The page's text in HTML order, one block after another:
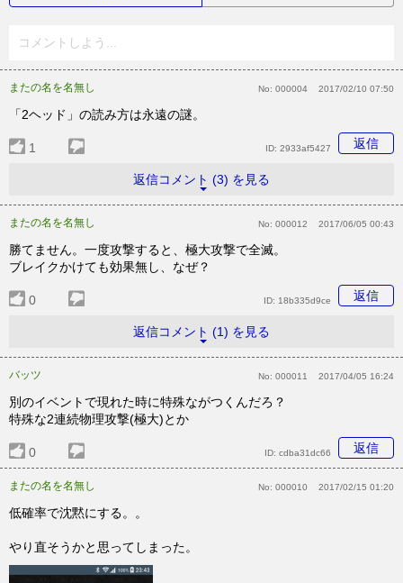
コメントしよう...
またの名を名無し No: 000004 2017/02/10 07:50
「2ヘッド」の読み方は永遠の謎。
1 返信
ID: 2933af5427
返信コメント (3) を見る
またの名を名無し No: 000012 2017/06/05 00:43
勝てません。一度攻撃すると、極大攻撃で全滅。
ブレイクかけても効果無し、なぜ？
0 返信
ID: 18b335d9ce
返信コメント (1) を見る
バッツ No: 000011 2017/04/05 16:24
別のイベントで現れた時に特殊ながつくんだろ？
特殊な2連続物理攻撃(極大)とか
0 返信
ID: cdba31dc66
またの名を名無し No: 000010 2017/02/15 01:20
低確率で沈黙にする。。
やり直そうかと思ってしまった。